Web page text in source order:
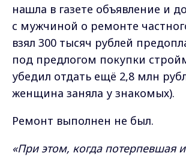
нашла в газете объявление и
с мужчиной о ремонте
взял 300 тысяч рублей
под предлогом покупки
убедил отдать ещё 2,8 млн
женщина заняла у знакомых).
Ремонт выполнен не был.
«При этом, когда потерпевшая